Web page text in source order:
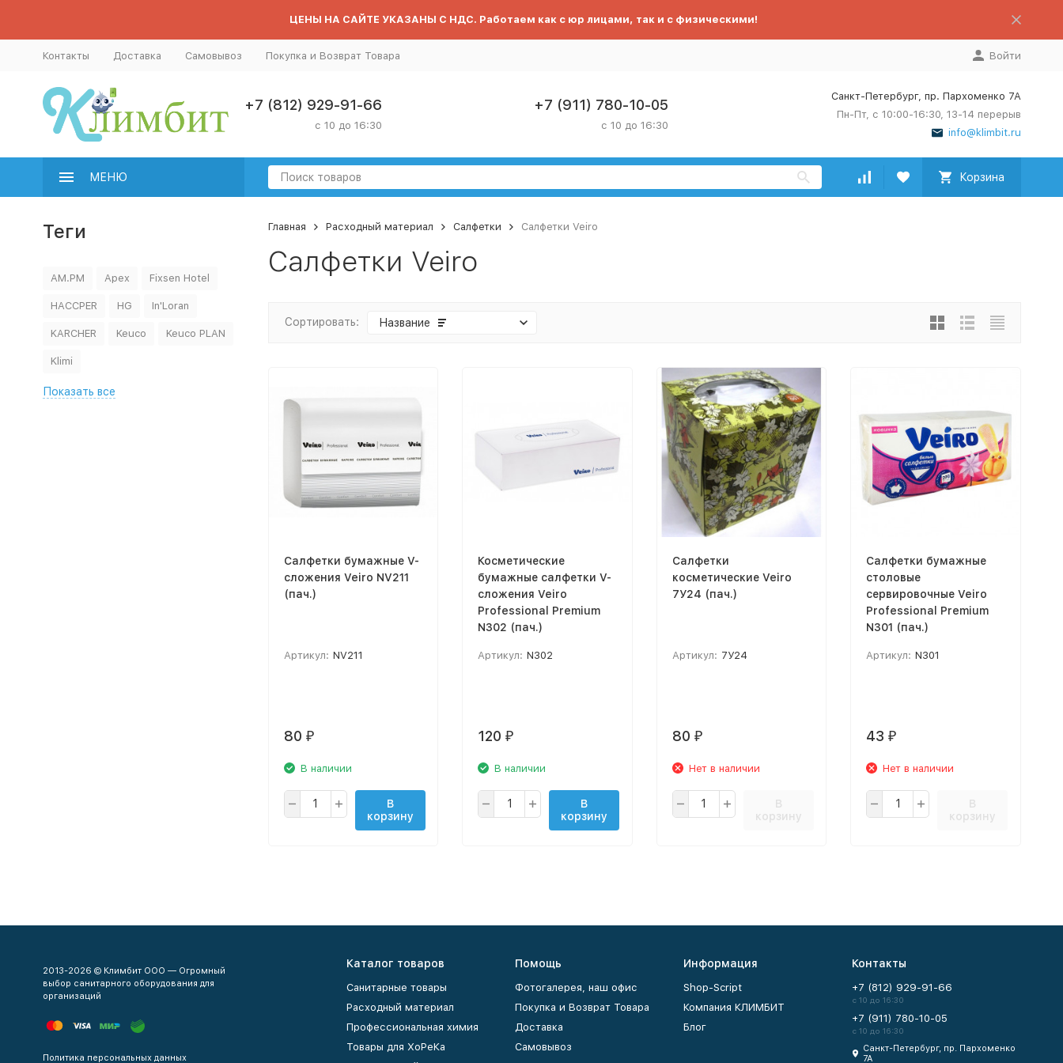
ЦЕНЫ НА САЙТЕ УКАЗАНЫ С НДС. Работаем как с юр лицами, так и с физическими!
Контакты Доставка Самовывоз Покупка и Возврат Товара Войти
+7 (812) 929-91-66
с 10 до 16:30
+7 (911) 780-10-05
с 10 до 16:30
Санкт-Петербург, пр. Пархоменко 7А
Пн-Пт, с 10:00-16:30, 13-14 перерыв
info@klimbit.ru
МЕНЮ Корзина
Главная Расходный материал Салфетки Салфетки Veiro
Салфетки Veiro
Сортировать: Название
Салфетки бумажные V-
сложения Veiro NV211
(пач.)
Артикул: NV211
80 ₽
В наличии
В
корзину
Косметические
бумажные салфетки V-
сложения Veiro
Professional Premium
N302 (пач.)
Артикул: N302
120 ₽
В наличии
В
корзину
Салфетки
косметические Veiro
7У24 (пач.)
Артикул: 7У24
80 ₽
Нет в наличии
В
корзину
Салфетки бумажные
столовые
сервировочные Veiro
Professional Premium
N301 (пач.)
Артикул: N301
43 ₽
Нет в наличии
В
корзину
Теги
AM.PM Apex Fixsen Hotel
HACCPER HG In'Loran
KARCHER Keuco Keuco PLAN
Klimi
Показать все
2013-2026 © Климбит ООО — Огромный
выбор санитарного оборудования для
организаций
Политика персональных данных
Каталог товаров
Санитарные товары
Расходный материал
Профессиональная химия
Товары для ХоРеКа
Помощь
Фотогалерея, наш офис
Покупка и Возврат Товара
Доставка
Самовывоз
Информация
Shop-Script
Компания КЛИМБИТ
Блог
Контакты
+7 (812) 929-91-66
с 10 до 16:30
+7 (911) 780-10-05
с 10 до 16:30
Санкт-Петербург, пр. Пархоменко
7А